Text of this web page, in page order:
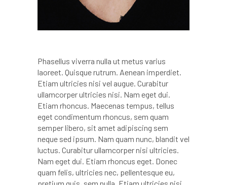
Phasellus viverra nulla ut metus varius
laoreet. Quisque rutrum. Aenean imperdiet.
Etiam ultricies nisi vel augue. Curabitur
ullamcorper ultricies nisi. Nam eget dui.
Etiam rhoncus. Maecenas tempus, tellus
eget condimentum rhoncus, sem quam
semper libero, sit amet adipiscing sem
neque sed ipsum. Nam quam nunc, blandit vel
luctus. Curabitur ullamcorper nisi ultricies.
Nam eget dui. Etiam rhoncus eget. Donec
quam felis, ultricies nec, pellentesque eu,